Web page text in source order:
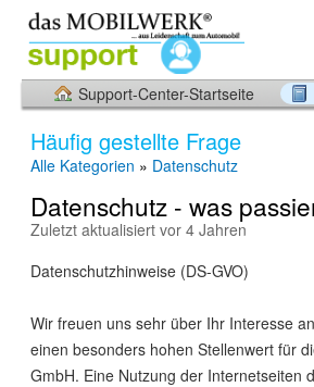
Support-Center-Startseite
Häufig gestellte Frage
Alle Kategorien » Datenschutz
Datenschutz - was
Zuletzt aktualisiert vor 4 Jahren
Datenschutzhinweise (DS-GVO)
Wir freuen uns sehr über Ihr Interesse
einen besonders hohen Stellenwert für
GmbH. Eine Nutzung der Internetseiten